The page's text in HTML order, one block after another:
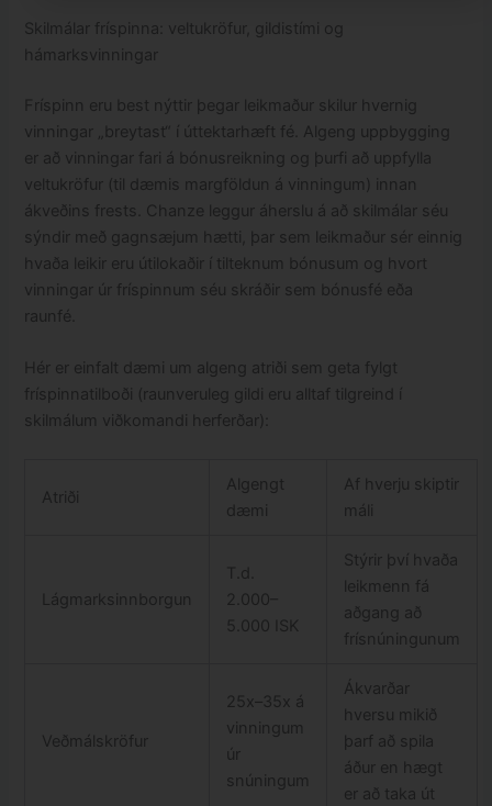
Skilmálar fríspinna: veltukröfur, gildistími og
hámarksvinningar
Fríspinn eru best nýttir þegar leikmaður skilur hvernig
vinningar „breytast“ í úttektarhæft fé. Algeng uppbygging
er að vinningar fari á bónusreikning og þurfi að uppfylla
veltukröfur (til dæmis margföldun á vinningum) innan
ákveðins frests. Chanze leggur áherslu á að skilmálar séu
sýndir með gagnsæjum hætti, þar sem leikmaður sér einnig
hvaða leikir eru útilokaðir í tilteknum bónusum og hvort
vinningar úr fríspinnum séu skráðir sem bónusfé eða
raunfé.
Hér er einfalt dæmi um algeng atriði sem geta fylgt
fríspinnatilboði (raunveruleg gildi eru alltaf tilgreind í
skilmálum viðkomandi herferðar):
Atriði
Algengt
dæmi
Af hverju skiptir
máli
Lágmarksinnborgun
T.d.
2.000–
5.000 ISK
Stýrir því hvaða
leikmenn fá
aðgang að
frísnúningunum
Veðmálskröfur
25x–35x á
vinningum
úr
snúningum
Ákvarðar
hversu mikið
þarf að spila
áður en hægt
er að taka út